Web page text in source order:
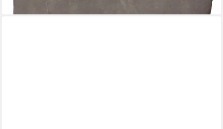
in 5-6 Werktagen bei dir